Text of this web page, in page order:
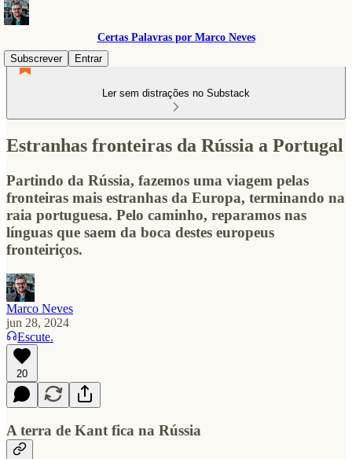
Certas Palavras por Marco Neves
Subscrever
Entrar
Ler sem distrações no Substack
Estranhas fronteiras da Rússia a Portugal
Partindo da Rússia, fazemos uma viagem pelas
fronteiras mais estranhas da Europa, terminando na
raia portuguesa. Pelo caminho, reparamos nas
línguas que saem da boca destes europeus
fronteiriços.
Marco Neves
jun 28, 2024
Escute.
20
A terra de Kant fica na Rússia